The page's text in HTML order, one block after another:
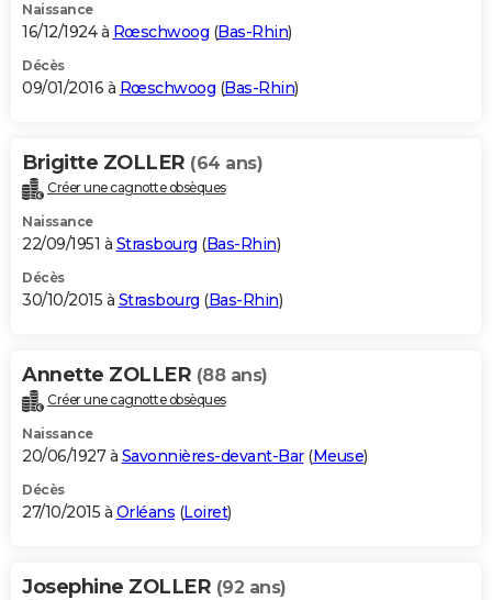
Naissance
16/12/1924 à Rœschwoog (Bas-Rhin)
Décès
09/01/2016 à Rœschwoog (Bas-Rhin)
Brigitte ZOLLER (64 ans)
Créer une cagnotte obsèques
Naissance
22/09/1951 à Strasbourg (Bas-Rhin)
Décès
30/10/2015 à Strasbourg (Bas-Rhin)
Annette ZOLLER (88 ans)
Créer une cagnotte obsèques
Naissance
20/06/1927 à Savonnières-devant-Bar(Meuse)
Décès
27/10/2015 à Orléans (Loiret)
Josephine ZOLLER (92 ans)